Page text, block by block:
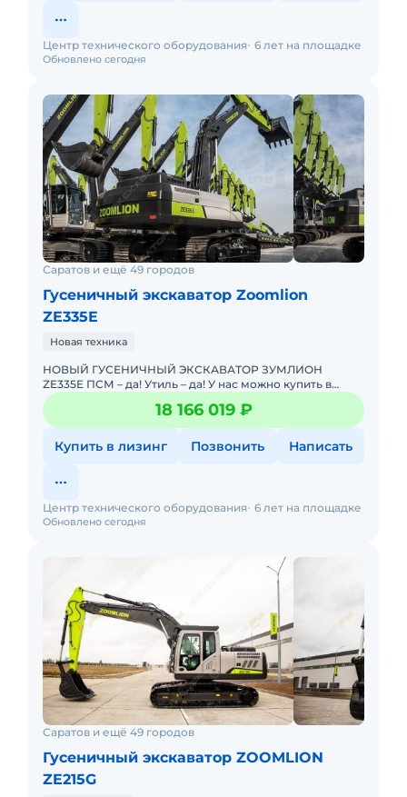
Обновлено сегодня
Центр технического оборудования 6 лет на площадке
Саратов и ещё 49 городов
Гусеничный экскаватор Zoomlion
ZE335E
Новая техника
НОВЫЙ ГУСЕНИЧНЫЙ ЭКСКАВАТОР ЗУМЛИОН
ZE335E ПСМ – да! Утиль – да! У нас можно купить в
лизинг. Поможем в оформлении! Проводим
предпродажную подгот18 166 019 ₽
Купить в лизинг Позвонить Написать
Обновлено сегодня
Центр технического оборудования 6 лет на площадке
Саратов и ещё 49 городов
Гусеничный экскаватор ZOOMLION
ZE215G